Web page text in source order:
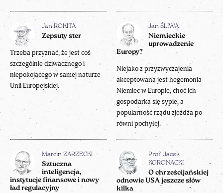
Jan ROKITA
Zepsuty ster
Trzeba przyznać, że jest coś
szczególnie dziwacznego i
niepokojącego w samej naturze
Unii Europejskiej.
Jan ŚLIWA
Niemieckie
uprowadzenie
Europy?
Niejako z przyzwyczajenia
akceptowana jest hegemonia
Niemiec w Europie, choć ich
gospodarka się sypie, a
popularność rządu zjeżdża po
równi pochyłej.
Marcin ZARZECKI
Sztuczna
inteligencja,
instytucje finansowe i nowy
ład regulacyjny
Prof. Jacek
KORONACKI
O chrześcijańskiej
odnowie USA jeszcze słów
kilka